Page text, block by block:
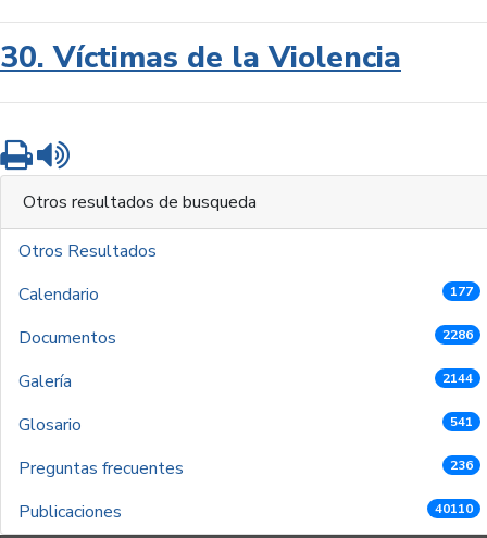
30. Víctimas de la Violencia
Imprimir
Otros resultados de busqueda
Otros Resultados
Calendario
177
Documentos 2286
Galería 2144
Glosario 541
Preguntas frecuentes 236
Publicaciones 40110